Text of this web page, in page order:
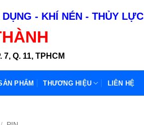
- KHÍ NÉN - THỦY LỰC
Q. 11, TPHCM
PHẨM THƯƠNG HIỆU LIÊN HỆ